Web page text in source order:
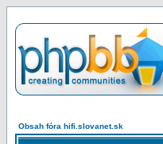
Obsah fóra hifi.slovanet.sk